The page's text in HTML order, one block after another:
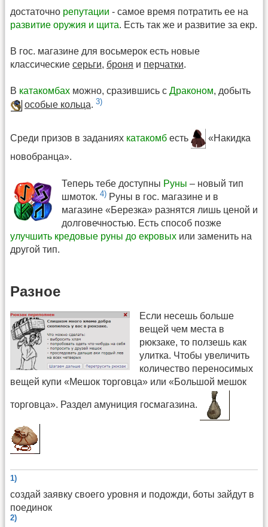
достаточно репутации - самое время потратить ее на
развитие оружия и щита. Есть так же и развитие за екр.
В гос. магазине для восьмерок есть новые
классические серьги, броня и перчатки.
В катакомбах можно, сразившись с Драконом, добыть
особые кольца. 3)
Среди призов в заданиях катакомб есть
«Накидка
новобранца».
Теперь тебе доступны Руны – новый тип
шмоток. 4) Руны в гос. магазине и в
магазине «Березка» разнятся лишь ценой и
долговечностью. Есть способ позже
улучшить кредовые руны до екровых или заменить на
другой тип.
Разное
Если несешь больше
вещей чем места в
рюкзаке, то ползешь как
улитка. Чтобы увеличить
количество переносимых
вещей купи «Мешок торговца» или «Большой мешок
торговца». Раздел амуниция госмагазина.
1)
создай заявку своего уровня и подожди, боты зайдут в
поединок
2)